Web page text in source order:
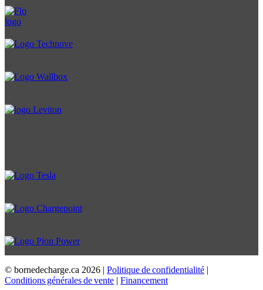
© bornedecharge.ca 2026 | Politique de confidentialité |
Conditions générales de vente | Financement